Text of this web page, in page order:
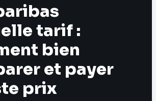
tarif :
bien
et payer
prix